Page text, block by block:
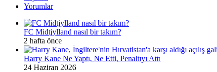
Yorumlar
FC Midtjylland nasıl bir takım?
2 hafta önce
Harry Kane Ne Yaptı, Ne Etti, Penaltıyı Attı
24 Haziran 2026